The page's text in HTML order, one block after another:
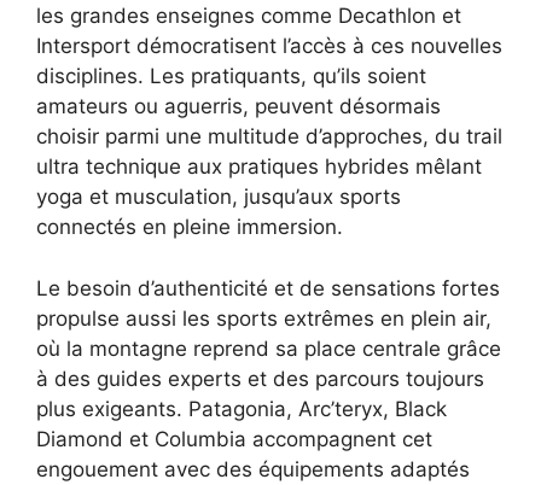
les grandes enseignes comme Decathlon et
Intersport démocratisent l’accès à ces nouvelles
disciplines. Les pratiquants, qu’ils soient
amateurs ou aguerris, peuvent désormais
choisir parmi une multitude d’approches, du trail
ultra technique aux pratiques hybrides mêlant
yoga et musculation, jusqu’aux sports
connectés en pleine immersion.
Le besoin d’authenticité et de sensations fortes
propulse aussi les sports extrêmes en plein air,
où la montagne reprend sa place centrale grâce
à des guides experts et des parcours toujours
plus exigeants. Patagonia, Arc’teryx, Black
Diamond et Columbia accompagnent cet
engouement avec des équipements adaptés